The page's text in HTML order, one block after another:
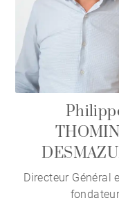
Directeur Général
fondateur